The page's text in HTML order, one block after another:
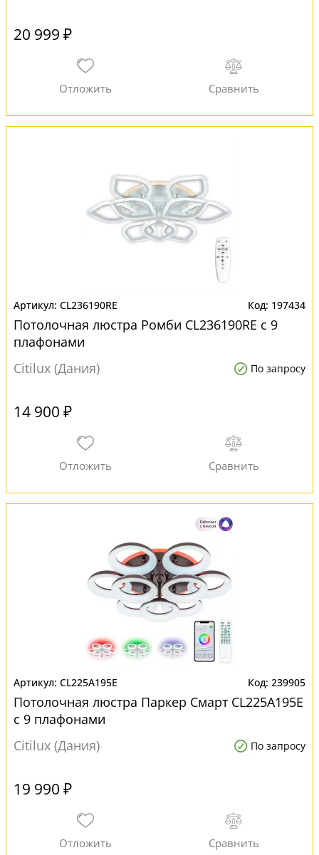
20 999 ₽
CL236190RE 197434
Потолочная люстра Ромби CL236190RE с 9
плафонами
Citilux (Дания)
По запросу
14 900 ₽
CL225A195E 239905
Потолочная люстра Паркер Смарт CL225A195E
с 9 плафонами
Citilux (Дания)
По запросу
19 990 ₽